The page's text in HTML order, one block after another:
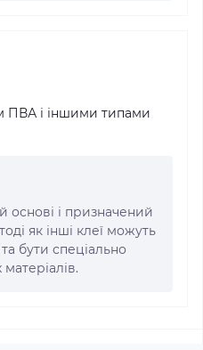
ПВА і іншими типами
основі і призначений
як інші клеї можуть
бути спеціально